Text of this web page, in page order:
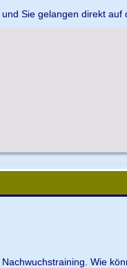
Sie gelangen direkt auf
Wie